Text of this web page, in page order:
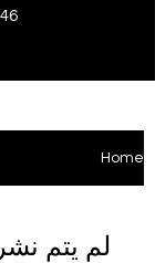
Home
لم يتم